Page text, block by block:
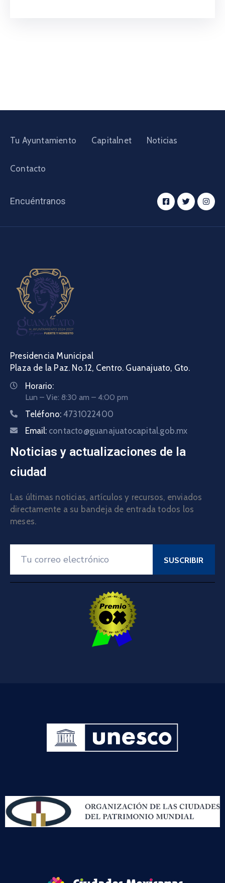
Tu Ayuntamiento Capitalnet Noticias
Contacto
Encuéntranos
Presidencia Municipal
Plaza de la Paz. No.12, Centro. Guanajuato, Gto.
Horario:
Lun – Vie: 8:30 am – 4:00 pm
Teléfono: 4731022400
Email: contacto@guanajuatocapital.gob.mx
Noticias y actualizaciones de la
ciudad
Las últimas noticias, artículos y recursos, enviados
directamente a su bandeja de entrada todos los
meses.